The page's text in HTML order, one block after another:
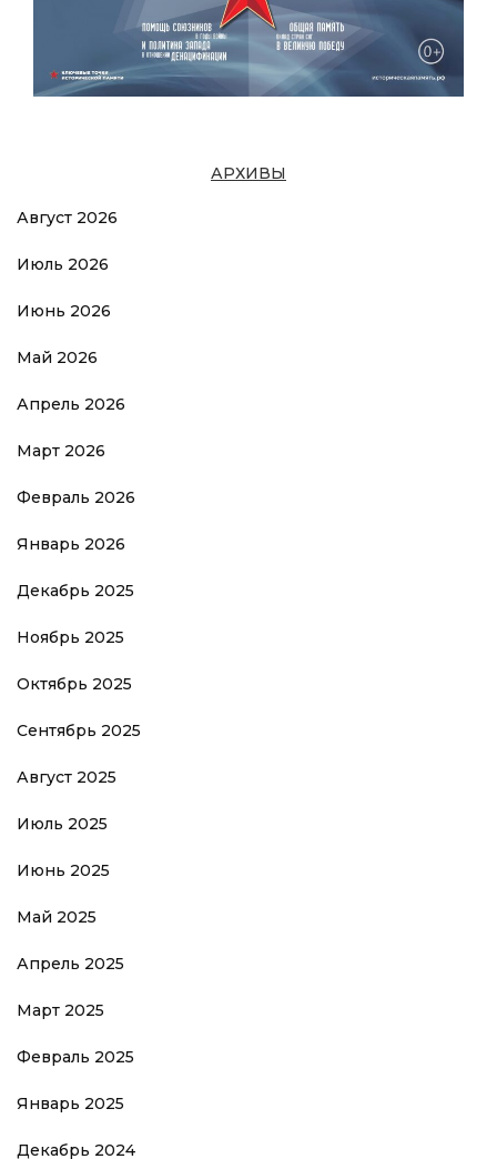
АРХИВЫ
Август 2026
Июль 2026
Июнь 2026
Май 2026
Апрель 2026
Март 2026
Февраль 2026
Январь 2026
Декабрь 2025
Ноябрь 2025
Октябрь 2025
Сентябрь 2025
Август 2025
Июль 2025
Июнь 2025
Май 2025
Апрель 2025
Март 2025
Февраль 2025
Январь 2025
Декабрь 2024